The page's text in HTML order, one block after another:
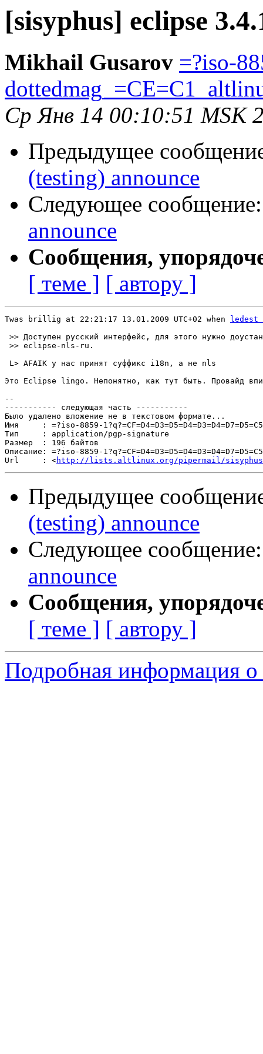
[sisyphus] eclipse
Mikhail Gusarov =?iso-
Ср Янв 14 00:10:51 MSK
Предыдущее
(testing) announce
Следующее
announce
Сообщения,
[ теме ] [ автору ]
Twas brillig at 22:21:17 13.01.2009 UTC+02 when
ledest
>> Доступен русский интерфейс, для этого нужно
>> eclipse-nls-ru.
L> AFAIK у нас принят суффикс i18n, а не nls
Это Eclipse lingo. Непонятно, как тут быть. Провайд
--
----------- следующая часть -----------
Было удалено вложение не в текстовом формате...
Имя     : =?iso-8859-
Тип     : application/pgp-signature
Размер  : 196 байтов
Описание: =?iso-8859-
Url     : <http://lists.altlinux.org/pipermail/sisyphus/
Предыдущее
(testing) announce
Следующее
announce
Сообщения,
[ теме ] [ автору ]
Подробная информация о